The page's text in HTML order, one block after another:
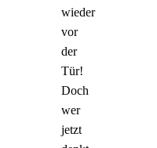
wieder
vor
der
Tür!
Doch
wer
jetzt